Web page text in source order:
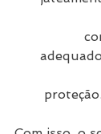
proteção.